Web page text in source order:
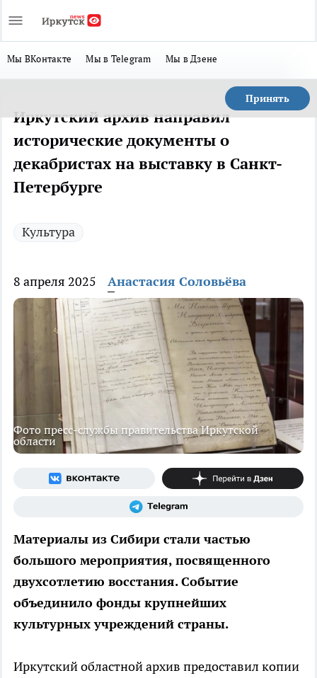
Мы ВКонтакте Мы в Telegram Мы в Дзене
Принять
Иркутский архив направил
исторические документы о
декабристах на выставку в Санкт-
Петербурге
Культура
8 апреля 2025 Анастасия Соловьёва
Фото пресс-службы правительства Иркутской
области
Материалы из Сибири стали частью
большого мероприятия, посвященного
двухсотлетию восстания. Событие
объединило фонды крупнейших
культурных учреждений страны.
Иркутский областной архив предоставил копии